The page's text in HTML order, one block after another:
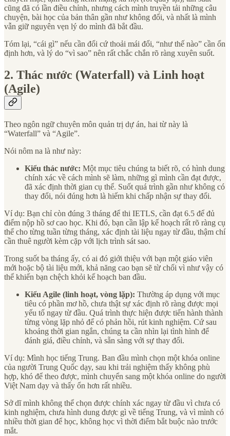
cũng đã có lần điều chỉnh, nhưng cách mình truyền tải những câu
chuyện, bài học của bản thân gần như không đổi, và nhất là mình
vẫn giữ nguyên vẹn lý do mình đã bắt đầu.
Tóm lại, “cái gì” nếu cần đổi cứ thoải mái đổi, “như thế nào” cần ổn
định hơn, và lý do “vì sao” nên rất chắc chắn rõ ràng xuyên suốt.
2. Thác nước (Waterfall) và Linh hoạt
(Agile)
Theo ngôn ngữ chuyên môn quản trị dự án, hai từ này là
“Waterfall” và “Agile”.
Nói nôm na là như này:
Kiểu thác nước: Một mục tiêu chúng ta biết rõ, có hình dung
chính xác về cách mình sẽ làm, những gì mình cần đạt được,
đã xác định thời gian cụ thể. Suốt quá trình gần như không có
thay đổi, nói đúng hơn là hiếm khi chấp nhận sự thay đổi.
Ví dụ: Bạn chỉ còn đúng 3 tháng để thi IETLS, cần đạt 6.5 để đủ
điểm nộp hồ sơ cao học. Khi đó, bạn cần lập kế hoạch rất rõ ràng cụ
thể cho từng tuần từng tháng, xác định tài liệu ngay từ đầu, thậm chí
cần thuê người kèm cặp với lịch trình sát sao.
Trong suốt ba tháng ấy, có ai đó giới thiệu với bạn một giáo viên
mới hoặc bộ tài liệu mới, khả năng cao bạn sẽ từ chối vì như vậy có
thể khiến bạn chệch khỏi kế hoạch ban đầu.
Kiểu Agile (linh hoạt, vòng lặp): Thường áp dụng với mục
tiêu có phần mơ hồ, chưa thật sự xác định rõ ràng được mọi
yếu tố ngay từ đầu. Quá trình thực hiện được tiến hành thành
từng vòng lặp nhỏ để có phản hồi, rút kinh nghiệm. Cứ sau
khoảng thời gian ngắn, chúng ta cần nhìn lại tình hình để
đánh giá, điều chỉnh, và sẵn sàng với sự thay đổi.
Ví dụ: Mình học tiếng Trung. Ban đầu mình chọn một khóa online
của người Trung Quốc dạy, sau khi trải nghiệm thấy không phù
hợp, khó để theo được, mình chuyển sang một khóa online do người
Việt Nam dạy và thấy ổn hơn rất nhiều.
Sở dĩ mình không thể chọn được chính xác ngay từ đầu vì chưa có
kinh nghiệm, chưa hình dung được gì về tiếng Trung, và vì mình có
nhiều thời gian để học, không học vì thời điểm bắt buộc nào trước
mắt.